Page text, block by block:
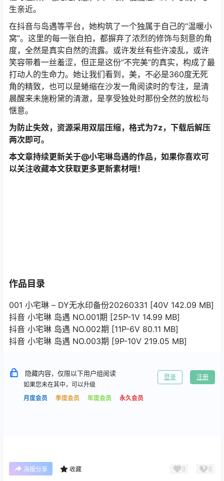
生亲近。
在抖音与岛遇等平台，她构筑了一个独属于自己的“温暖小
窝”。这里的每一张自拍，都摒弃了浓烈的修饰与刻意的角
度，全然是真实自然的流露。或许发丝有些许凌乱，或许
笑容带着一丝羞涩，但正是这份“不完美”的真实，构成了最
打动人的生命力。她让我们看到，美，不必是360度无死
角的精致，也可以是蜷缩在沙发一角阅读时的专注，是清
晨醒来未施粉黛的清澈，是享受独处时那份全然的放松与
惬意。
为防止失效，资源采用双层压缩，格式为7z，下载后解压
两次即可。
本文章持续更新关于@小宅琳岛遇的作品，如果你喜欢可
以关注收藏本文获取更多更新素材哦！
作品目录
001 小宅琳 – DY无水印备份20260331 [40V 142.09 MB]
抖音 小宅琳 岛遇 NO.001期 [25P-1V 14.99 MB]
抖音 小宅琳 岛遇 NO.002期 [11P-6V 80.11 MB]
抖音 小宅琳 岛遇 NO.003期 [9P-10V 219.05 MB]
隐藏内容，仅限以下用户组阅读
如果您未在其中，可以升级
月度会员
季度会员 年度会员 永久会员
登录 注册
海报分享 收藏 0 0